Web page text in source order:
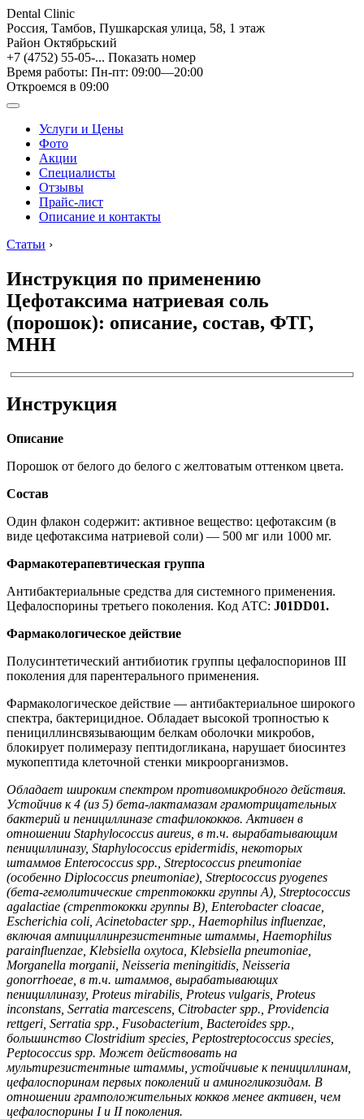
Dental Clinic
Россия, Тамбов, Пушкарская улица, 58, 1 этаж
Район Октябрьский
+7 (4752) 55-05-... Показать номер
Время работы: Пн-пт: 09:00—20:00
Откроемся в 09:00
Услуги и Цены
Фото
Акции
Специалисты
Отзывы
Прайс-лист
Описание и контакты
Статьи ›
Инструкция по применению
Цефотаксима натриевая соль
(порошок): описание, состав, ФТГ,
МНН
Инструкция
Описание
Порошок от белого до белого с желтоватым оттенком цвета.
Состав
Один флакон содержит: активное вещество: цефотаксим (в
виде цефотаксима натриевой соли) — 500 мг или 1000 мг.
Фармакотерапевтическая группа
Антибактериальные средства для системного применения.
Цефалоспорины третьего поколения. Код АТС: J01DD01.
Фармакологическое действие
Полусинтетический антибиотик группы цефалоспоринов III
поколения для парентерального применения.
Фармакологическое действие — антибактериальное широкого
спектра, бактерицидное. Обладает высокой тропностью к
пенициллинсвязывающим белкам оболочки микробов,
блокирует полимеразу пептидогликана, нарушает биосинтез
мукопептида клеточной стенки микроорганизмов.
Обладает широким спектром противомикробного действия.
Устойчив к 4 (из 5) бета-лактамазам грамотрицательных
бактерий и пенициллиназе стафилококков. Активен в
отношении Staphylococcus aureus в т.ч. вырабатывающим
пенициллиназу, Staphylococcus epidermidis некоторых
штаммов Enterococcus spp., Streptococcus pneumoniae
(особенно Diplococcus pneumoniae), Streptococcus pyogenes
(бета-гемолитические стрептококки группы A), Streptococcus
agalactiae (стрептококки группы В), Enterobacter cloacae
Escherichia coli Acinetobacter spp., Haemophilus influenzae
включая ампициллинрезистентные штаммы, Haemophilus
parainfluenzae Klebsiella oxytoca Klebsiella pneumoniae
Morganella morganii Neisseria meningitidis Neisseria
gonorrhoeae в т.ч. штаммов, вырабатывающих
пенициллиназу, Proteus mirabilis Proteus vulgaris Proteus
inconstans Serratia marcescens Citrobacter spp., Providencia
rettgeri Serratia spp., Fusobacterium Bacteroides spp.,
большинство Clostridium species Peptostreptococcus species
Peptococcus spp. Может действовать на
мультирезистентные штаммы, устойчивые к пенициллинам,
цефалоспоринам первых поколений и аминогликозидам. В
отношении грамположительных кокков менее активен, чем
цефалоспорины I и II поколения.